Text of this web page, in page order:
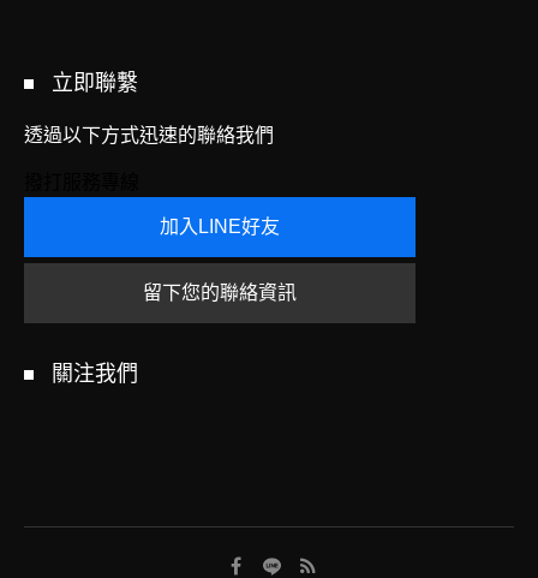
立即聯繫
透過以下方式迅速的聯絡我們
加入LINE好友
留下您的聯絡資訊
關注我們